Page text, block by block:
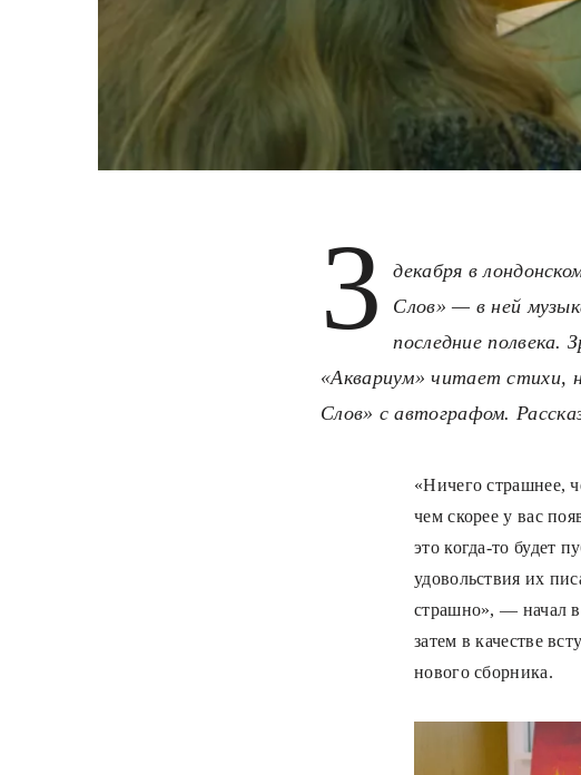
3
декабря в
Слов» — в ней
последние полвека.
«Аквариум» читает стихи,
Слов» с автографом.
«Ничего страшнее,
чем скорее у вас
это когда-то будет
удовольствия их
страшно», — начал
затем в качестве
нового сборника.